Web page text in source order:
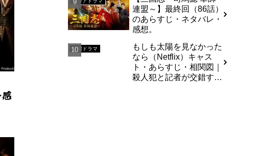
感
連盟～】最終回（86話）
のあらすじ・ネタバレ・
感想。
台湾ドラマ
もしも太陽を見なかった
なら（Netflix）キャス
ト・あらすじ・相関図｜
殺人犯と記者が交錯する